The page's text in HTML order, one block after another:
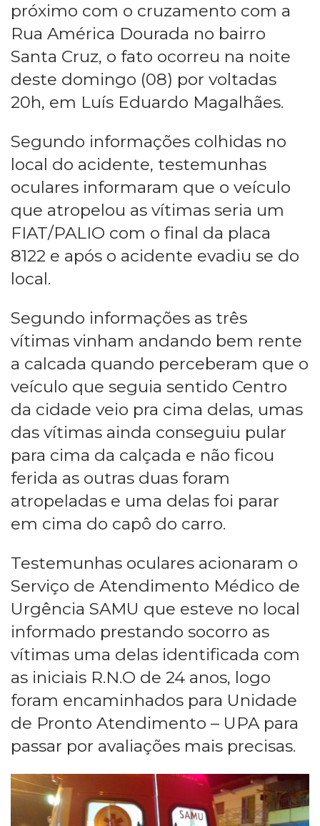
próximo com o cruzamento com a
Rua América Dourada no bairro
Santa Cruz, o fato ocorreu na noite
deste domingo (08) por voltadas
20h, em Luís Eduardo Magalhães.
Segundo informações colhidas no
local do acidente, testemunhas
oculares informaram que o veículo
que atropelou as vítimas seria um
FIAT/PALIO com o final da placa
8122 e após o acidente evadiu se do
local.
Segundo informações as três
vítimas vinham andando bem rente
a calcada quando perceberam que o
veículo que seguia sentido Centro
da cidade veio pra cima delas, umas
das vítimas ainda conseguiu pular
para cima da calçada e não ficou
ferida as outras duas foram
atropeladas e uma delas foi parar
em cima do capô do carro.
Testemunhas oculares acionaram o
Serviço de Atendimento Médico de
Urgência SAMU que esteve no local
informado prestando socorro as
vítimas uma delas identificada com
as iniciais R.N.O de 24 anos, logo
foram encaminhados para Unidade
de Pronto Atendimento – UPA para
passar por avaliações mais precisas.